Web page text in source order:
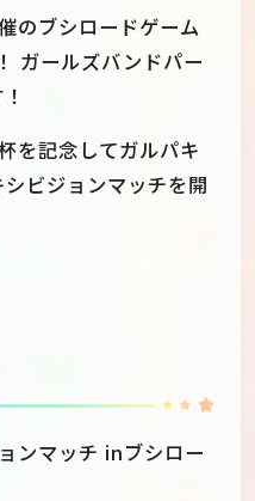
のブシロードゲーム
ガールズバンドパー
を記念してガルパキ
ビジョンマッチを開
ンマッチ inブシロー